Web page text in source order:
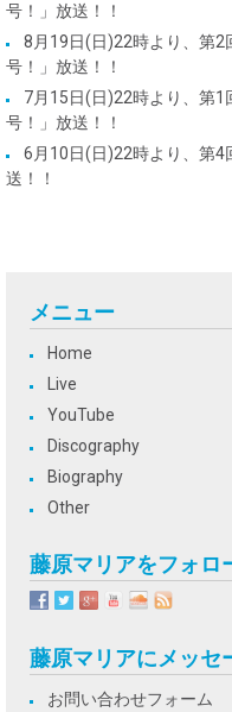
号！」放送！！
8月19日(日)22時より、第2
号！」放送！！
7月15日(日)22時より、第1
号！」放送！！
6月10日(日)22時より、第4
送！！
メニュー
Home
Live
YouTube
Discography
Biography
Other
藤原マリアをフォロ
藤原マリアにメッセ
お問い合わせフォーム